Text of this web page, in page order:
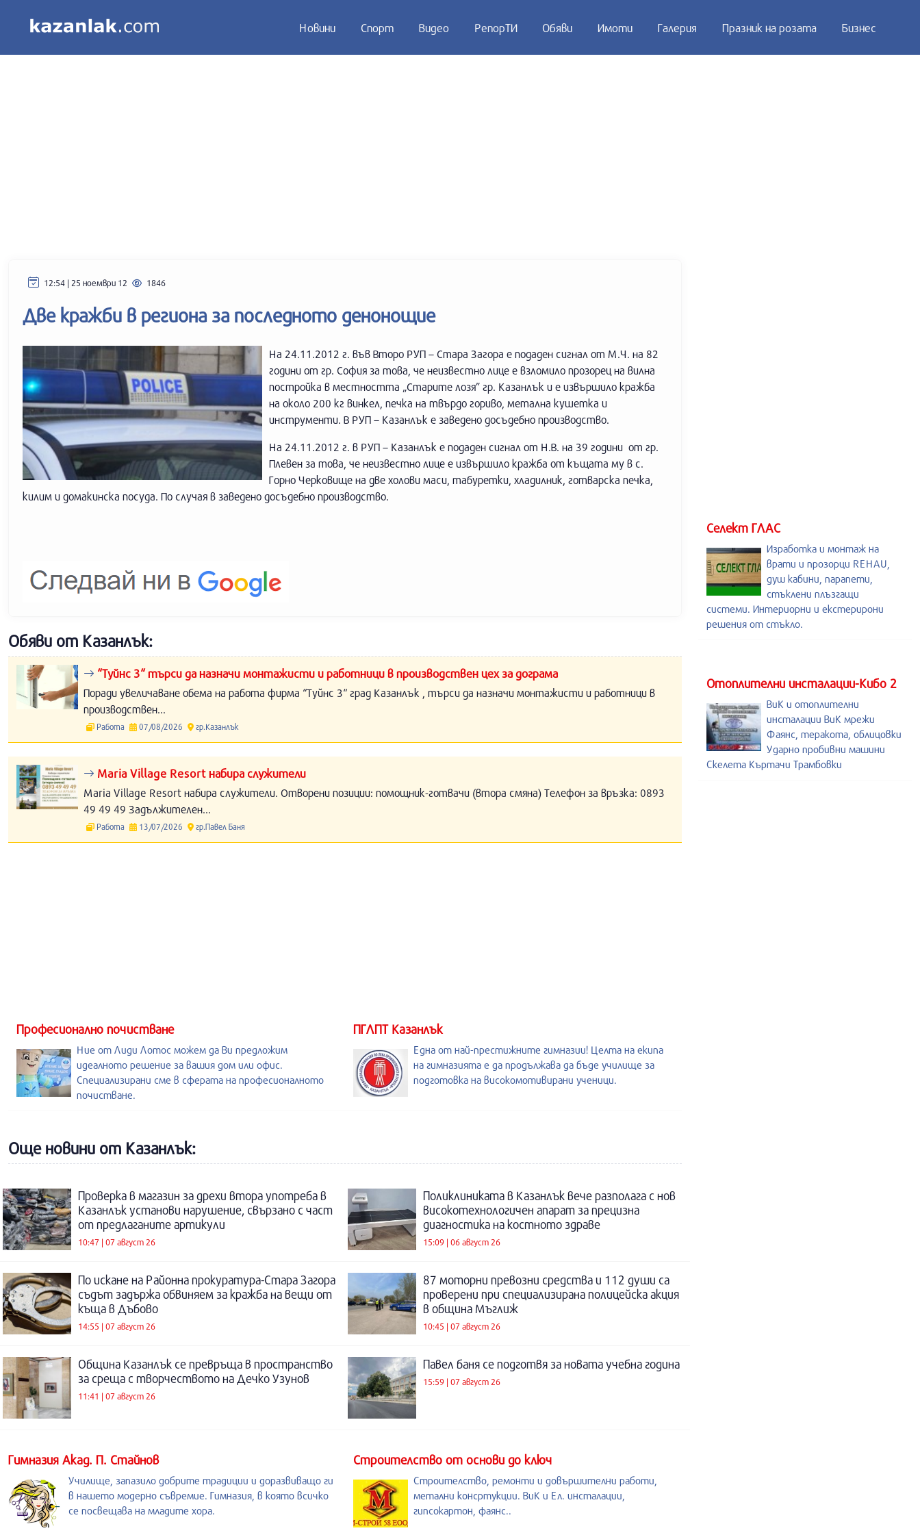
Новини Спорт Видео РепорТИ Обяви Имоти Галерия Празник на розата Бизнес
12:54 | 25 ноември 12 1846
Две кражби в региона за последното денонощие
На 24.11.2012 г. във Второ РУП – Стара Загора е подаден сигнал от М.Ч. на 82
години от гр. София за това, че неизвестно лице е взломило прозорец на вилна
постройка в местността „Старите лозя” гр. Казанлък и е извършило кражба
на около 200 кг винкел, печка на твърдо гориво, метална кушетка и
инструменти. В РУП – Казанлък е заведено досъдебно производство.
На 24.11.2012 г. в РУП – Казанлък е подаден сигнал от Н.В. на 39 години от гр.
Плевен за това, че неизвестно лице е извършило кражба от къщата му в с.
Горно Черковище на две холови маси, табуретки, хладилник, готварска печка,
килим и домакинска посуда. По случая в заведено досъдебно производство.
Обяви от Казанлък:
“Туйнс 3“ търси да назначи монтажисти и работници в производствен цех за дограма
Поради увеличаване обема на работа фирма “Туйнс 3“ град Казанлък , търси да назначи монтажисти и работници в
производствен...
Работа 07/08/2026 гр.Казанлък
Maria Village Resort набира служители
Maria Village Resort набира служители. Отворени позиции: помощник-готвачи (втора смяна) Телефон за връзка: 0893
49 49 49 Задължителен...
Работа 13/07/2026 гр.Павел Баня
Селект ГЛАС
Изработка и монтаж на
врати и прозорци REHAU,
душ кабини, парапети,
стъклени плъзгащи
системи. Интериорни и екстерирони
решения от стъкло.
Отоплителни инсталации-Кибо 2
ВиК и отоплителни
инсталации ВиК мрежи
Фаянс, теракота, облицовки
Ударно пробивни машини
Скелета Къртачи Трамбовки
Професионално почистване
Ние от Лиди Лотос можем да Ви предложим
идеалното решение за вашия дом или офис.
Специализирани сме в сферата на професионалното
почистване.
ПГЛПТ Казанлък
Една от най-престижните гимназии! Целта на екипа
на гимназията е да продължава да бъде училище за
подготовка на високомотивирани ученици.
Още новини от Казанлък:
Проверка в магазин за дрехи втора употреба в
Казанлък установи нарушение, свързано с част
от предлаганите артикули
10:47 | 07 август 26
Поликлиниката в Казанлък вече разполага с нов
високотехнологичен апарат за прецизна
диагностика на костното здраве
15:09 | 06 август 26
По искане на Районна прокуратура-Стара Загора
съдът задържа обвиняем за кражба на вещи от
къща в Дъбово
14:55 | 07 август 26
87 моторни превозни средства и 112 души са
проверени при специализирана полицейска акция
в община Мъглиж
10:45 | 07 август 26
Община Казанлък се превръща в пространство
за среща с творчеството на Дечко Узунов
11:41 | 07 август 26
Павел баня се подготвя за новата учебна година
15:59 | 07 август 26
Гимназия Акад. П. Стайнов
Училище, запазило добрите традиции и доразвиващо ги
в нашето модерно съвремие. Гимназия, в която всичко
се посвещава на младите хора.
Строителство от основи до ключ
Строителство, ремонти и довършителни работи,
метални консртукции. ВиК и Ел. инсталации,
гипсокартон, фаянс..